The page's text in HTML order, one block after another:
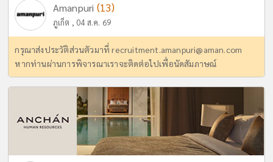
Amanpuri (13)
ภูเก็ต , 04 ส.ค. 69
กรุณาส่งประวัติส่วนตัวมาที่recruitment.amanpuri@aman.com
หากท่านผ่านการพิจารณาเราจะติดต่อไปเพื่อนัดสัมภาษณ์